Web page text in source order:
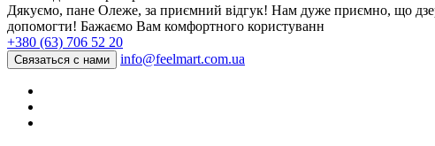
Дякуємо, пане Олеже, за приємний відгук! Нам дуже приємно, що
допомогти! Бажаємо Вам комфортного користуванн
+380 (63) 706 52 20
Связаться с нами info@feelmart.com.ua